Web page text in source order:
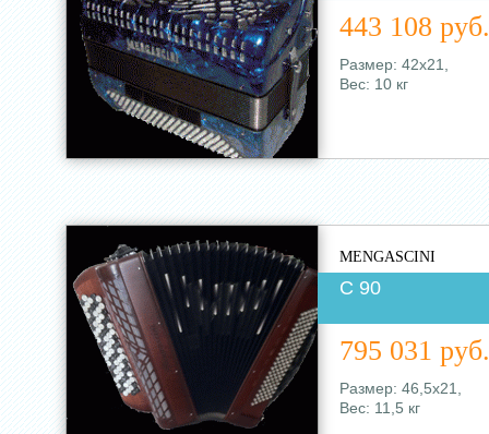
443 108 руб.
Размер: 42х21,
Вес: 10 кг
MENGASCINI
C 90
795 031 руб.
Размер: 46,5х21,
Вес: 11,5 кг